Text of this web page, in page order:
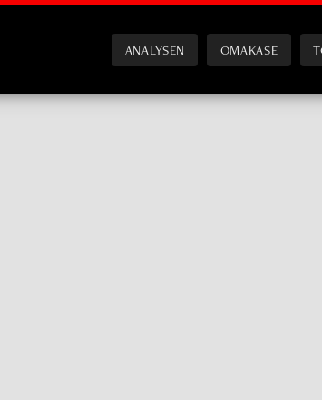
ANALYSEN OMAKASE